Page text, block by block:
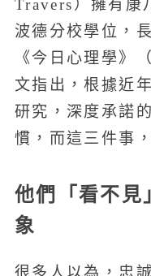
Travers）擁有康
波德分校學位，
《今日心理學》
文指出，根據近
研究，深度承諾
慣，而這三件事
他們「看不見
象
很多人以為，忠